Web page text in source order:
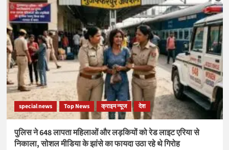
special news Top News क्राइम न्यूज देश
पुलिस ने 648 लापता महिलाओं और लड़कियों को रेड लाइट एरिया से
निकाला, सोशल मीडिया के झांसे का फायदा उठा रहे थे गिरोह